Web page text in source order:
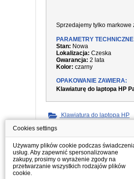
Sprzedajemy tylko
PARAMETRY
Stan: Nowa
Lokalizacja: Czeska
Gwarancja: 2 lata
Kolor: czarny
OPAKOWANIE ZAWIERA:
Klawiaturę do laptopa HP
Klawiatura do laptopa HP
Informacje
Cookies settings
Używamy plików cookie podczas
usług. Aby zapewnić spersonalizowane
zakupy, prosimy o wyrażenie zgody na
przetwarzanie wszystkich rodzajów plików
cookie.